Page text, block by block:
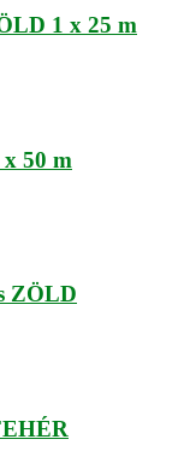
1 x 25 m
50 m
ZÖLD